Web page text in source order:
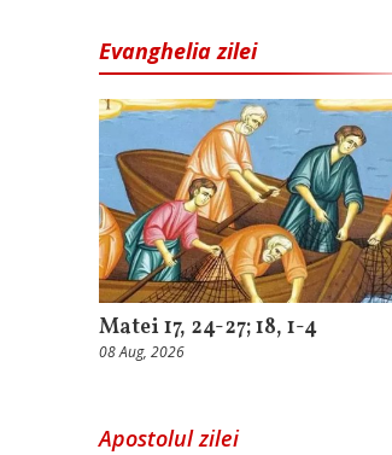
Evanghelia zilei
Matei 17, 24-27; 18, 1-4
08 Aug, 2026
Apostolul zilei